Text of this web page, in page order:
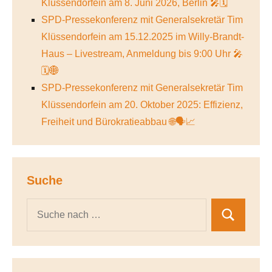
Klüssendorfein am 8. Juni 2026, Berlin 🎤🗓️
SPD-Pressekonferenz mit Generalsekretär Tim
Klüssendorfein am 15.12.2025 im Willy-Brandt-
Haus – Livestream, Anmeldung bis 9:00 Uhr 🎤
🗓️🌐
SPD-Pressekonferenz mit Generalsekretär Tim
Klüssendorfein am 20. Oktober 2025: Effizienz,
Freiheit und Bürokratieabbau 🌐🗣️📈
Suche